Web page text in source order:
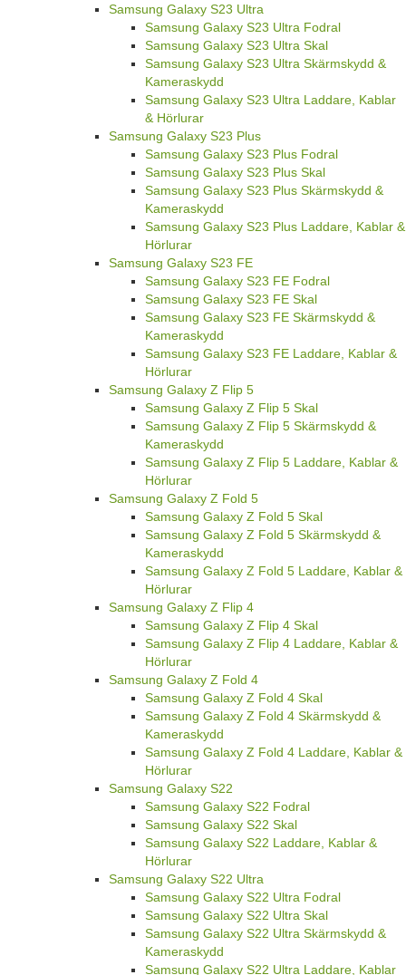
Samsung Galaxy S23 Ultra
Samsung Galaxy S23 Ultra Fodral
Samsung Galaxy S23 Ultra Skal
Samsung Galaxy S23 Ultra Skärmskydd &
Kameraskydd
Samsung Galaxy S23 Ultra Laddare, Kablar
& Hörlurar
Samsung Galaxy S23 Plus
Samsung Galaxy S23 Plus Fodral
Samsung Galaxy S23 Plus Skal
Samsung Galaxy S23 Plus Skärmskydd &
Kameraskydd
Samsung Galaxy S23 Plus Laddare, Kablar &
Hörlurar
Samsung Galaxy S23 FE
Samsung Galaxy S23 FE Fodral
Samsung Galaxy S23 FE Skal
Samsung Galaxy S23 FE Skärmskydd &
Kameraskydd
Samsung Galaxy S23 FE Laddare, Kablar &
Hörlurar
Samsung Galaxy Z Flip 5
Samsung Galaxy Z Flip 5 Skal
Samsung Galaxy Z Flip 5 Skärmskydd &
Kameraskydd
Samsung Galaxy Z Flip 5 Laddare, Kablar &
Hörlurar
Samsung Galaxy Z Fold 5
Samsung Galaxy Z Fold 5 Skal
Samsung Galaxy Z Fold 5 Skärmskydd &
Kameraskydd
Samsung Galaxy Z Fold 5 Laddare, Kablar &
Hörlurar
Samsung Galaxy Z Flip 4
Samsung Galaxy Z Flip 4 Skal
Samsung Galaxy Z Flip 4 Laddare, Kablar &
Hörlurar
Samsung Galaxy Z Fold 4
Samsung Galaxy Z Fold 4 Skal
Samsung Galaxy Z Fold 4 Skärmskydd &
Kameraskydd
Samsung Galaxy Z Fold 4 Laddare, Kablar &
Hörlurar
Samsung Galaxy S22
Samsung Galaxy S22 Fodral
Samsung Galaxy S22 Skal
Samsung Galaxy S22 Laddare, Kablar &
Hörlurar
Samsung Galaxy S22 Ultra
Samsung Galaxy S22 Ultra Fodral
Samsung Galaxy S22 Ultra Skal
Samsung Galaxy S22 Ultra Skärmskydd &
Kameraskydd
Samsung Galaxy S22 Ultra Laddare, Kablar